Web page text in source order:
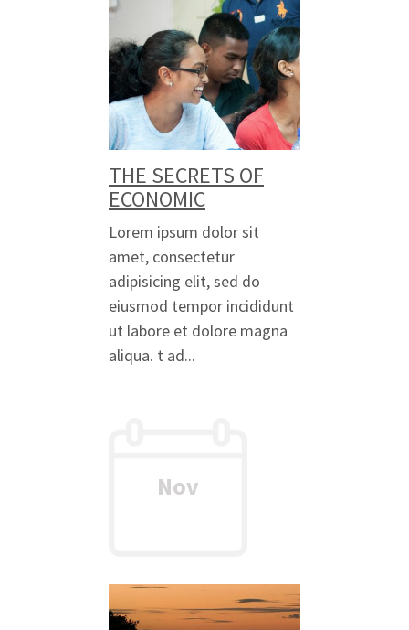
THE SECRETS OF
ECONOMIC
Lorem ipsum dolor sit
amet, consectetur
adipisicing elit, sed do
eiusmod tempor incididunt
ut labore et dolore magna
aliqua. t ad...
Nov